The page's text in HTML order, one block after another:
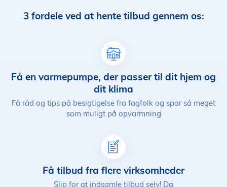
3 fordele ved at hente tilbud gennem os:
Få en varmepumpe, der passer til dit hjem og
dit klima
Få råd og tips på besigtigelse fra fagfolk og spar så meget
som muligt på opvarmning
Få tilbud fra flere virksomheder
Slip for at indsamle tilbud selv! Da